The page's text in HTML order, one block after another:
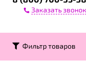
Контакты
Заказать звонок
Фильтр товаров